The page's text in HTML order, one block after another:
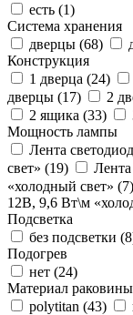
есть (1)
Система хранения
дверцы (68)
Конструкция
1 дверца (24)
дверцы (17) 2
2 ящика (33)
Мощность лампы
Лента
свет» (19)
«холодный свет» (7)
12В, 9,6 Вт\м
Подсветка
без подсветки (8
Подогрев
нет (24)
Материал раковины
polytitan (43)